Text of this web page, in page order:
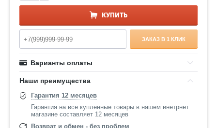
КУПИТЬ
ЗАКАЗ В 1 КЛИК
Варианты оплаты
Наши преимущества
Гарантия 12 месяцев
Гарантия на все купленные товары в нашем инетрнет
магазине составляет 12 месяцев
Возврат и обмен - без проблем